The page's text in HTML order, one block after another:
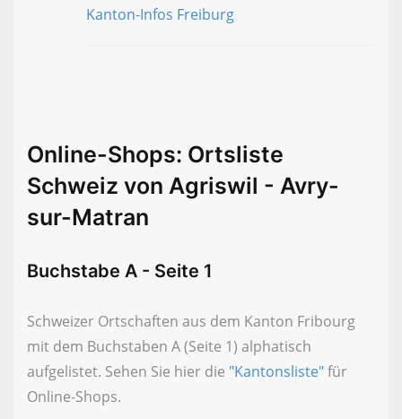
Kanton-Infos Freiburg
Online-Shops: Ortsliste
Schweiz von Agriswil - Avry-
sur-Matran
Buchstabe A - Seite 1
Schweizer Ortschaften aus dem Kanton Fribourg
mit dem Buchstaben A (Seite 1) alphatisch
aufgelistet. Sehen Sie hier die "Kantonsliste"für
Online-Shops.